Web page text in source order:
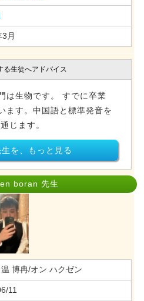
月
る生徒へアドバイス
は生物です。 すでに卒業
ます。中国語と標準発音を
じます。
を、もっと見る
boran 先生
博冉/オン ハクゼン
11